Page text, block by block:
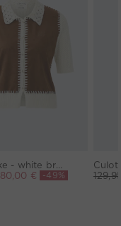
80,00 € -49%